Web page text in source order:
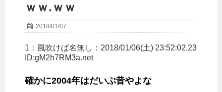
ｗｗ.ｗｗ
2018/01/07
1： 風吹けば名無し ：2018/01/06(土) 23:52:02.23
ID:gM2h7RM3a.net
確かに2004年はだいぶ昔やよな